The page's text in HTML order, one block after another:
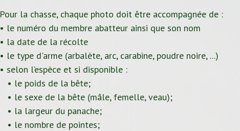
Pour la chasse, chaque photo doit être accompagnée de :
• le numéro du membre abatteur ainsi que son nom
• la date de la récolte
• le type d'arme (arbalète, arc, carabine, poudre noire, ...)
• selon l’espèce et si disponible :
• le poids de la bête;
• le sexe de la bête (mâle, femelle, veau);
• la largeur du panache;
• le nombre de pointes;